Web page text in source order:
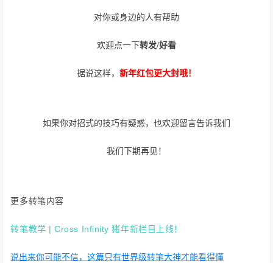
对你或身边的人有帮助
欢迎点一下转发/好看
据说这样， 新年红包更大封哦！
如果你对招式的技巧有疑惑，也欢迎留言告诉我们
我们下期再见！
更多转笔内容
转笔教学 | Cross Infinity 猪年新栏目上线！
说出来你可能不信，这篇只有世界级转笔大神才能看得懂